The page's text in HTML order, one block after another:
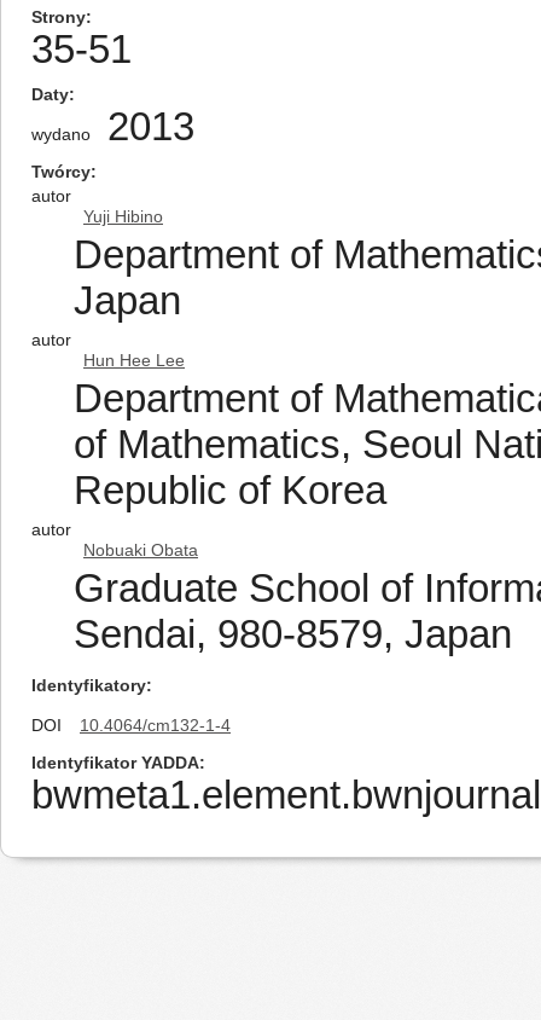
Strony
35-51
Daty
wydano 2013
Twórcy
autor
Yuji Hibino
Department of
Japan
autor
Hun Hee Lee
Department of
of Mathematics, Seoul
Republic of Korea
autor
Nobuaki Obata
Graduate School of
Sendai, 980-8579, Japan
Identyfikatory
DOI
10.4064/cm132-1-4
Identyfikator YADDA